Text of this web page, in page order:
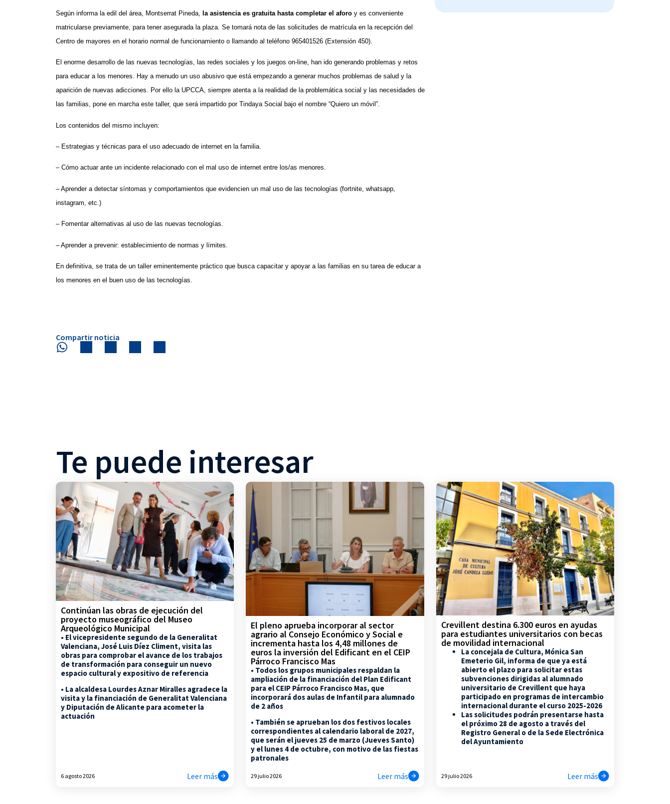
Según informa la edil del área, Montserrat Pineda, la asistencia es gratuita hasta completar el aforo y es conveniente
matricularse previamente, para tener asegurada la plaza. Se tomará nota de las solicitudes de matrícula en la recepción del
Centro de mayores en el horario normal de funcionamiento o llamando al teléfono 965401526 (Extensión 450).
El enorme desarrollo de las nuevas tecnologías, las redes sociales y los juegos on-line, han ido generando problemas y retos
para educar a los menores. Hay a menudo un uso abusivo que está empezando a generar muchos problemas de salud y la
aparición de nuevas adicciones. Por ello la UPCCA, siempre atenta a la realidad de la problemática social y las necesidades de
las familias, pone en marcha este taller, que será impartido por Tindaya Social bajo el nombre “Quiero un móvil”.
Los contenidos del mismo incluyen:
– Estrategias y técnicas para el uso adecuado de internet en la familia.
– Cómo actuar ante un incidente relacionado con el mal uso de internet entre los/as menores.
– Aprender a detectar síntomas y comportamientos que evidencien un mal uso de las tecnologías (fortnite, whatsapp,
instagram, etc.)
– Fomentar alternativas al uso de las nuevas tecnologías.
– Aprender a prevenir: establecimiento de normas y límites.
En definitiva, se trata de un taller eminentemente práctico que busca capacitar y apoyar a las familias en su tarea de educar a
los menores en el buen uso de las tecnologías.
Compartir noticia
Te puede interesar
Continúan las obras de ejecución del
proyecto museográfico del Museo
Arqueológico Municipal
• El vicepresidente segundo de la Generalitat
Valenciana, José Luis Díez Climent, visita las
obras para comprobar el avance de los trabajos
de transformación para conseguir un nuevo
espacio cultural y expositivo de referencia
• La alcaldesa Lourdes Aznar Miralles agradece la
visita y la financiación de Generalitat Valenciana
y Diputación de Alicante para acometer la
actuación
6 agosto 2026 Leer más
El pleno aprueba incorporar al sector
agrario al Consejo Económico y Social e
incrementa hasta los 4,48 millones de
euros la inversión del Edificant en el CEIP
Párroco Francisco Mas
• Todos los grupos municipales respaldan la
ampliación de la financiación del Plan Edificant
para el CEIP Párroco Francisco Mas, que
incorporará dos aulas de Infantil para alumnado
de 2 años
• También se aprueban los dos festivos locales
correspondientes al calendario laboral de 2027,
que serán el jueves 25 de marzo (Jueves Santo)
y el lunes 4 de octubre, con motivo de las fiestas
patronales
29 julio 2026 Leer más
Crevillent destina 6.300 euros en ayudas
para estudiantes universitarios con becas
de movilidad internacional
La concejala de Cultura, Mónica San
Emeterio Gil, informa de que ya está
abierto el plazo para solicitar estas
subvenciones dirigidas al alumnado
universitario de Crevillent que haya
participado en programas de intercambio
internacional durante el curso 2025-2026
Las solicitudes podrán presentarse hasta
el próximo 28 de agosto a través del
Registro General o de la Sede Electrónica
del Ayuntamiento
29 julio 2026 Leer más